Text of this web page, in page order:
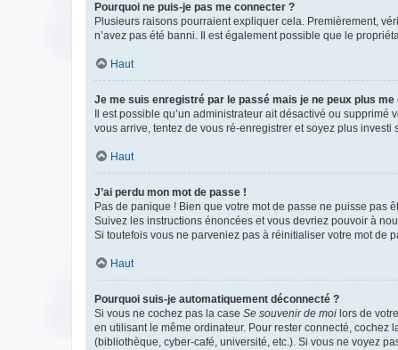
Pourquoi ne puis-je pas me connecter ?
Plusieurs raisons pourraient expliquer cela. Premièrement,
n’avez pas été banni. Il est également possible que le
Haut
Je me suis enregistré par le passé mais je ne peux plus me
Il est possible qu’un administrateur ait désactivé ou
vous arrive, tentez de vous ré-enregistrer et soyez plus investi
Haut
J’ai perdu mon mot de passe !
Pas de panique ! Bien que votre mot de passe ne puisse pas
Suivez les instructions énoncées et vous devriez pouvoir à
Si toutefois vous ne parveniez pas à réinitialiser votre mot de
Haut
Pourquoi suis-je automatiquement déconnecté ?
Si vous ne cochez pas la case Se souvenir de moi lors de
en utilisant le même ordinateur. Pour rester connecté, cochez
(bibliothèque, cyber-café, université, etc.). Si vous ne voyez